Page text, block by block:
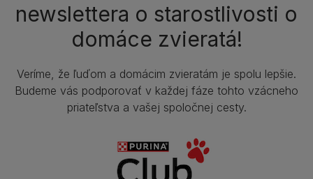
newslettera o starostlivosti o
domáce zvieratá!
Veríme, že ľuďom a domácim zvieratám je spolu lepšie.
Budeme vás podporovať v každej fáze tohto vzácneho
priateľstva a vašej spoločnej cesty.